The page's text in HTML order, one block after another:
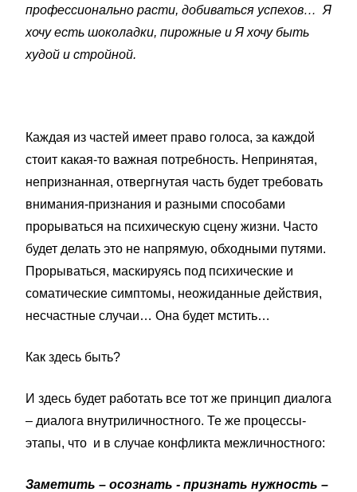
профессионально расти, добиваться успехов… Я
хочу есть шоколадки, пирожные и Я хочу быть
худой и стройной.
Каждая из частей имеет право голоса, за каждой
стоит какая-то важная потребность. Непринятая,
непризнанная, отвергнутая часть будет требовать
внимания-признания и разными способами
прорываться на психическую сцену жизни. Часто
будет делать это не напрямую, обходными путями.
Прорываться, маскируясь под психические и
соматические симптомы, неожиданные действия,
несчастные случаи… Она будет мстить…
Как здесь быть?
И здесь будет работать все тот же принцип диалога
– диалога внутриличностного. Те же процессы-
этапы, что и в случае конфликта межличностного:
Заметить – осознать - признать нужность –